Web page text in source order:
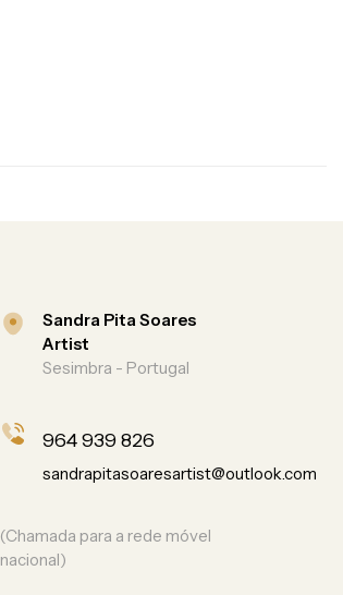
Sandra Pita Soares
Artist
Sesimbra - Portugal
964 939 826
sandrapitasoaresartist@outlook.com
(Chamada para a rede móvel
nacional)